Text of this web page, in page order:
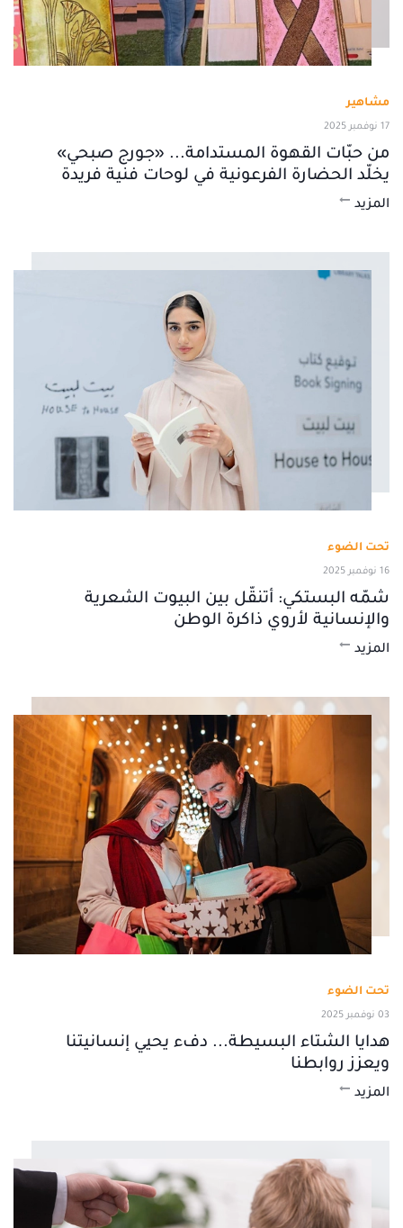
مشاهير
17 نوفمبر 2025
من حبّات القهوة المستدامة... «جورج صبحي»
يخلّد الحضارة الفرعونية في لوحات فنية فريدة
المزيد
تحت الضوء
16 نوفمبر 2025
شمّه البستكي: أتنقّل بين البيوت الشعرية
والإنسانية لأروي ذاكرة الوطن
المزيد
تحت الضوء
03 نوفمبر 2025
هدايا الشتاء البسيطة... دفء يحيي إنسانيتنا
ويعزز روابطنا
المزيد